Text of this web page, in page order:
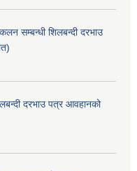
सम्बन्धी शिलबन्दी दरभाउ
दरभाउ पत्र आवहानको